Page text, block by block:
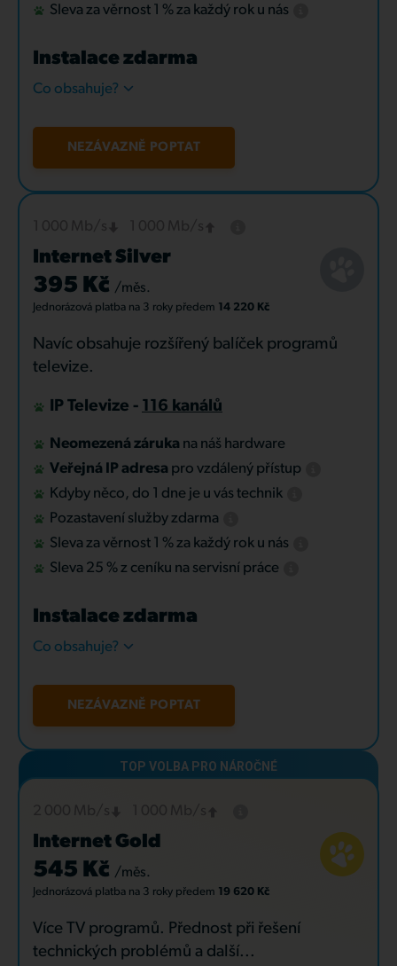
Sleva za věrnost 1 % za každý rok u nás
Instalace zdarma
Co obsahuje?
NEZÁVAZNĚ POPTAT
Internet Silver
395 Kč /měs.
Jednorázová platba na 3 roky předem 14 220 Kč
Navíc obsahuje rozšířený balíček programů
televize.
IP Televize - 116 kanálů
Neomezená záruka na náš hardware
Veřejná IP adresa pro vzdálený přístup
Kdyby něco, do 1 dne je u vás technik
Pozastavení služby zdarma
Sleva za věrnost 1 % za každý rok u nás
Sleva 25 % z ceníku na servisní práce
Instalace zdarma
Co obsahuje?
NEZÁVAZNĚ POPTAT
Internet Gold
545 Kč /měs.
Jednorázová platba na 3 roky předem 19 620 Kč
Více TV programů. Přednost při řešení
technických problémů a další...